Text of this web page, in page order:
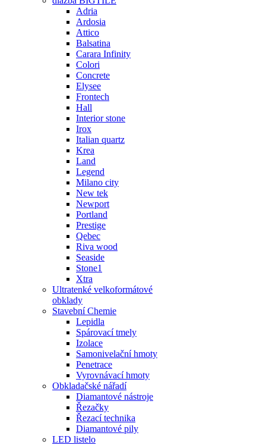
Adria
Ardosia
Attico
Balsatina
Carara Infinity
Colori
Concrete
Elysee
Frontech
Hall
Interior stone
Irox
Italian quartz
Krea
Land
Legend
Milano city
New tek
Newport
Portland
Prestige
Qebec
Riva wood
Seaside
Stone1
Xtra
Ultratenké velkoformátové
obklady
Stavební Chemie
Lepidla
Spárovací tmely
Izolace
Samonivelační hmoty
Penetrace
Vyrovnávací hmoty
Obkladačské nářadí
Diamantové nástroje
Řezačky
Řezací technika
Diamantové pily
LED listelo